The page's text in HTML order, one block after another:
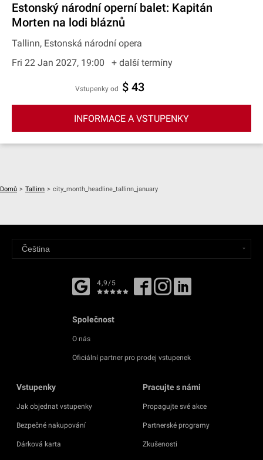
Estonský národní operní balet: Kapitán
Morten na lodi bláznů
Tallinn, Estonská národní opera
Fri 22 Jan 2027, 19:00
+ další termíny
Vstupenky od $ 43
INFORMACE A VSTUPENKY
Domů > Tallinn > city_month_headline_tallinn_january
4,9/5
Společnost
O nás
Oficiální partner pro prodej vstupenek
Vstupenky
Jak objednat vstupenky
Bezpečné nakupování
Dárková karta
Pracujte s námi
Propagujte své akce
Partnerské programy
Zkušenosti